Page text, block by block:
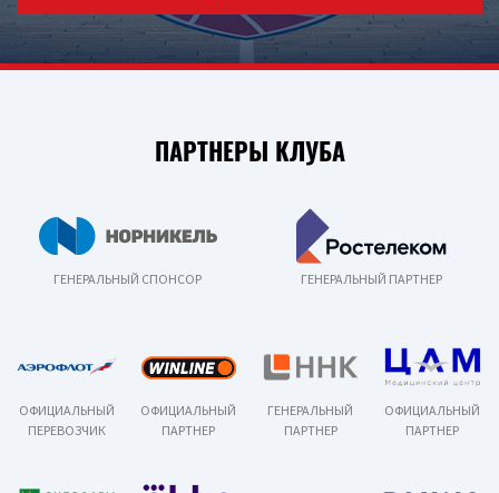
ПАРТНЕРЫ КЛУБА
ГЕНЕРАЛЬНЫЙ СПОНСОР ГЕНЕРАЛЬНЫЙ ПАРТНЕР
ОФИЦИАЛЬНЫЙ
ПЕРЕВОЗЧИК
ОФИЦИАЛЬНЫЙ
ПАРТНЕР
ГЕНЕРАЛЬНЫЙ
ПАРТНЕР
ОФИЦИАЛЬНЫЙ
ПАРТНЕР